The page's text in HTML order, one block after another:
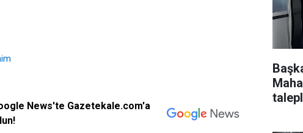
News'te Gazetekale.com'a